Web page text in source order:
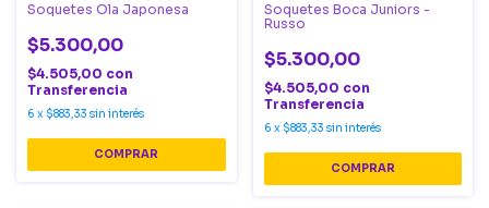
Soquetes Ola Japonesa
$5.300,00
$4.505,00 con
Transferencia
6 x $883,33 sin interés
Soquetes Boca Juniors -
Russo
$5.300,00
$4.505,00 con
Transferencia
6 x $883,33 sin interés